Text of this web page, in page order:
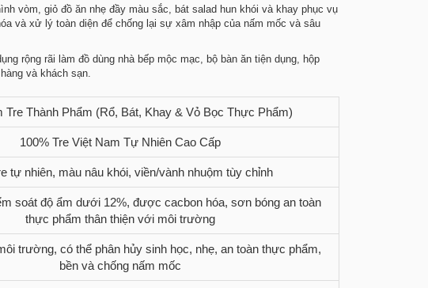
vòm, giỏ đồ ăn nhẹ đầy màu sắc, bát salad hun khói và khay phục vụ
và xử lý toàn diện để chống lại sự xâm nhập của nấm mốc và sâu
rộng rãi làm đồ dùng nhà bếp mộc mạc, bộ bàn ăn tiện dụng, hộp
và khách sạn.
Tre Thành Phẩm (Rổ, Bát, Khay & Vỏ Bọc Thực Phẩm)
100% Tre Việt Nam Tự Nhiên Cao Cấp
tự nhiên, màu nâu khói, viền/vành nhuộm tùy chỉnh
soát độ ẩm dưới 12%, được cacbon hóa, sơn bóng an toàn
thực phẩm thân thiện với môi trường
trường, có thể phân hủy sinh học, nhẹ, an toàn thực phẩm,
bền và chống nấm mốc